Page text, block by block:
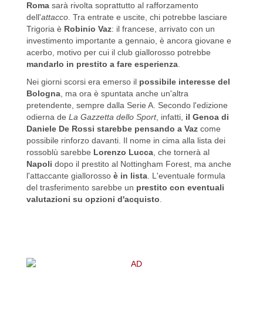
Roma sarà rivolta soprattutto al rafforzamento
dell'attacco. Tra entrate e uscite, chi potrebbe lasciare
Trigoria è Robinio Vaz: il francese, arrivato con un
investimento importante a gennaio, è ancora giovane e
acerbo, motivo per cui il club giallorosso potrebbe
mandarlo in prestito a fare esperienza.
Nei giorni scorsi era emerso il possibile interesse del
Bologna, ma ora è spuntata anche un'altra
pretendente, sempre dalla Serie A. Secondo l'edizione
odierna de La Gazzetta dello Sport, infatti, il Genoa di
Daniele De Rossi starebbe pensando a Vaz come
possibile rinforzo davanti. Il nome in cima alla lista dei
rossoblù sarebbe Lorenzo Lucca, che tornerà al
Napoli dopo il prestito al Nottingham Forest, ma anche
l'attaccante giallorosso è in lista. L'eventuale formula
del trasferimento sarebbe un prestito con eventuali
valutazioni su opzioni d'acquisto.